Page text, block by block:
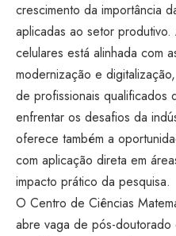
crescimento da importância
aplicadas ao setor
celulares está alinhada com
modernização e
de profissionais qualificados
enfrentar os desafios da
oferece também a
com aplicação direta em
impacto prático da pesquisa.
O Centro de Ciências
abre vaga de pós-